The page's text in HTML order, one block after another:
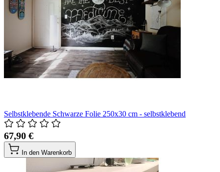
Selbstklebende Schwarze Folie 250x30 cm - selbstklebend
67,90 €
In den Warenkorb